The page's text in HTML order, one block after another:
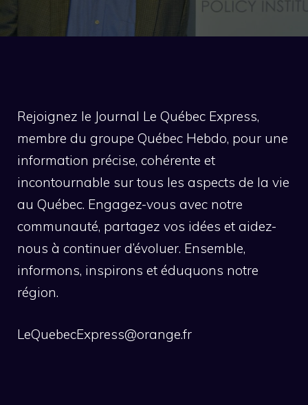
Rejoignez le Journal Le Québec Express,
membre du groupe Québec Hebdo, pour une
information précise, cohérente et
incontournable sur tous les aspects de la vie
au Québec. Engagez-vous avec notre
communauté, partagez vos idées et aidez-
nous à continuer d’évoluer. Ensemble,
informons, inspirons et éduquons notre
région.
LeQuebecExpress@orange.fr